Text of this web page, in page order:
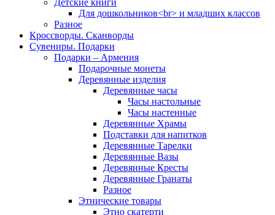
Детские книги
Для дошкольников<br> и младших классов
Разное
Кроссворды. Сканворды
Сувениры. Подарки
Подарки – Армения
Подарочные монеты
Деревянные изделия
Деревянные часы
Часы настольные
Часы настенные
Деревянные Храмы
Подставки для напитков
Деревянные Тарелки
Деревянные Вазы
Деревянные Кресты
Деревянные Гранаты
Разное
Этнические товары
Этно скатерти